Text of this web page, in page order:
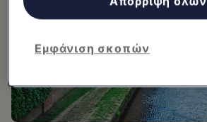
Εμφάνιση σκοπών